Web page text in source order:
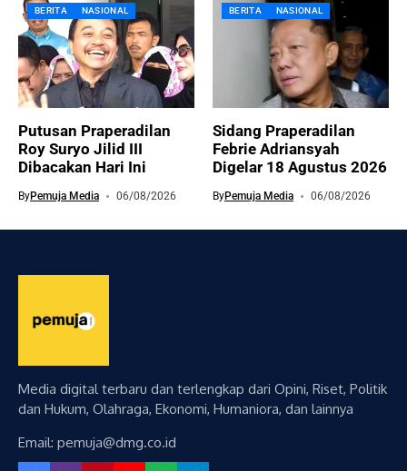
BERITA NASIONAL
Putusan Praperadilan
Roy Suryo Jilid III
Dibacakan Hari Ini
ByPemuja Media 06/08/2026
BERITA NASIONAL
Sidang Praperadilan
Febrie Adriansyah
Digelar 18 Agustus 2026
ByPemuja Media 06/08/2026
Media digital terbaru dan terlengkap dari Opini, Riset, Politik
dan Hukum, Olahraga, Ekonomi, Humaniora, dan lainnya
Email: pemuja@dmg.co.id